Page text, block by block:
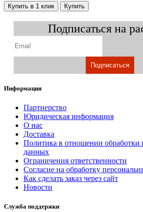
Купить в 1 клик Купить
Подписаться на
Подписаться
Информация
Партнерство
Юридическая информация
О нас
Доставка
Политика в отношении обработки
данных
Ограничения ответственности
Согласие на обработку
Как сделать заказ через сайт
Новости
Служба поддержки